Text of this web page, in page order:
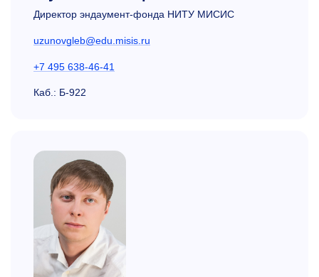
Директор эндаумент-фонда НИТУ МИСИС
uzunovgleb@edu.misis.ru
+7 495 638-46-41
Каб.: Б-922